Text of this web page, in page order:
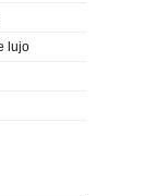
lujo